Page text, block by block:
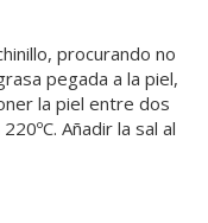
procurando no
pegada a la piel,
la piel entre dos
Añadir la sal al